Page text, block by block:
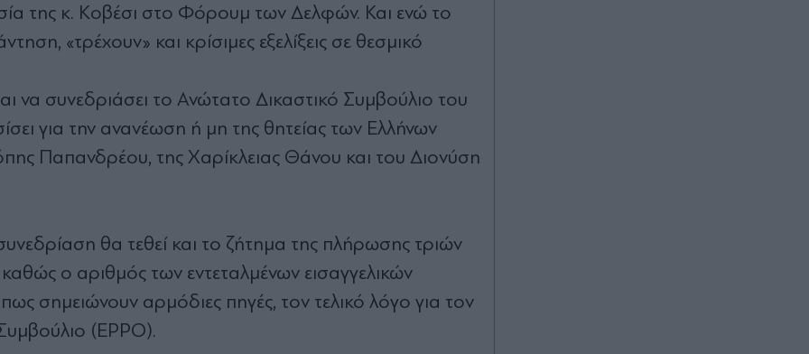
της κ. Κοβέσι στο Φόρουμ των Δελφών. Και ενώ το
«τρέχουν» και κρίσιμες εξελίξεις σε θεσμικό
να συνεδριάσει το Ανώτατο Δικαστικό Συμβούλιο του
για την ανανέωση ή μη της θητείας των Ελλήνων
Παπανδρέου, της Χαρίκλειας Θάνου και του Διονύση
θα τεθεί και το ζήτημα της πλήρωσης τριών
ο αριθμός των εντεταλμένων εισαγγελικών
σημειώνουν αρμόδιες πηγές, τον τελικό λόγο για τον
(EPPO).